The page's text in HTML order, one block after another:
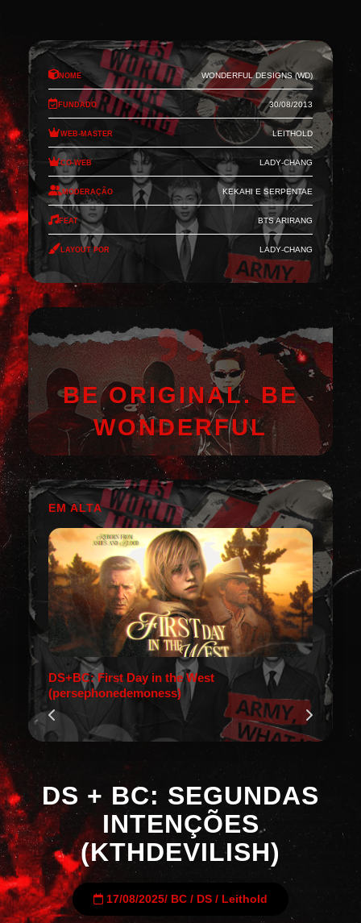
Nome Wonderful Designs (WD)
Fundado 30/08/2013
Web-Master Leithold
Co-Web Lady-Chang
Moderação Kekahi e Serpentae
Feat BTS Arirang
Layout por Lady-Chang
BE ORIGINAL. BE
WONDERFUL
EM ALTA
DS+BC: First Day in the West
(persephonedemoness)
DS + BC: SEGUNDAS
INTENÇÕES
(KTHDEVILISH)
17/08/2025/ BC / DS / Leithold